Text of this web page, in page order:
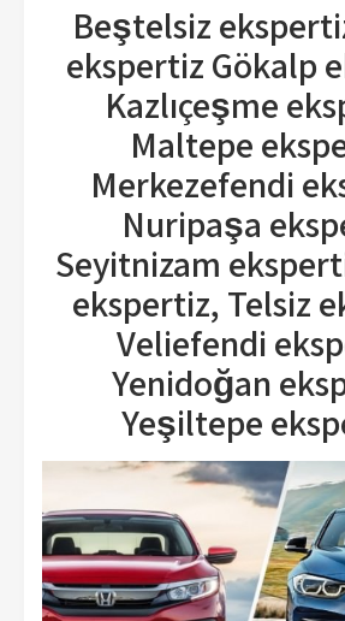
Beştelsiz
ekspertiz Gökalp
Kazlıçeşme
Maltepe
Merkezefendi
Nuripaşa
Seyitnizam
ekspertiz, Telsiz
Veliefendi
Yenidoğan
Yeşiltepe